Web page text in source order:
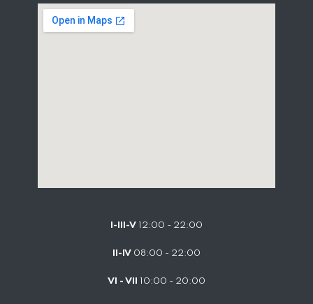
I-III-V 12:00 - 22:00
II-IV 08:00 - 22:00
VI - VII 10:00 - 20:00